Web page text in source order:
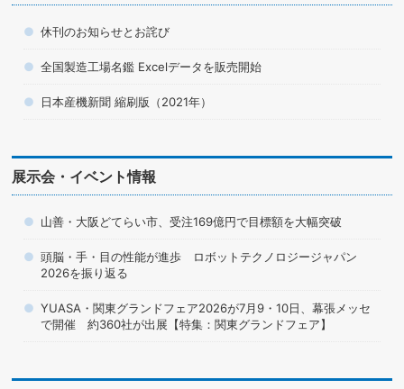
休刊のお知らせとお詫び
全国製造工場名鑑 Excelデータを販売開始
日本産機新聞 縮刷版（2021年）
展示会・イベント情報
山善・大阪どてらい市、受注169億円で目標額を大幅突破
頭脳・手・目の性能が進歩 ロボットテクノロジージャパン
2026を振り返る
YUASA・関東グランドフェア2026が7月9・10日、幕張メッセ
で開催 約360社が出展【特集：関東グランドフェア】